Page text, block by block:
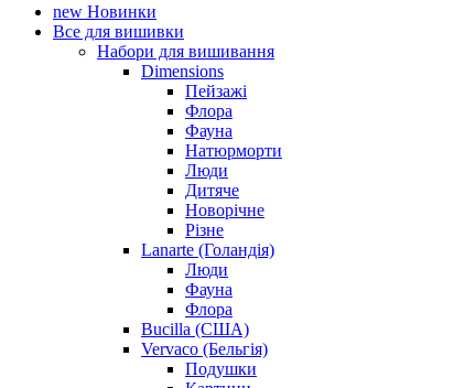
new Новинки
Все для вишивки
Набори для вишивання
Dimensions
Пейзажі
Флора
Фауна
Натюрморти
Люди
Дитяче
Новорічне
Різне
Lanarte (Голандія)
Люди
Фауна
Флора
Bucilla (США)
Vervaco (Бельгія)
Подушки